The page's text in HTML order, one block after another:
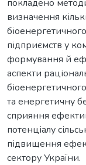
покладено
визначення
підприємств у
формування й
аспекти
та енергетичну
сприяння
потенціалу
підвищення
сектору України.